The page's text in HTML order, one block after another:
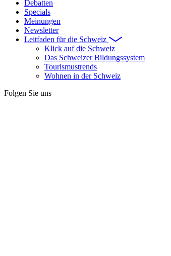
Debatten
Specials
Meinungen
Newsletter
Leitfaden für die Schweiz
Klick auf die Schweiz
Das Schweizer Bildungssystem
Tourismustrends
Wohnen in der Schweiz
Folgen Sie uns